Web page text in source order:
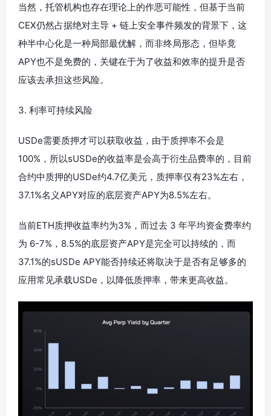
当然，托管机构也存在理论上的作恶可能性，但基于当前
CEX仍然占据绝对主导 + 链上安全事件频发的背景下，这
种半中心化是一种局部最优解，而非终局形态，但毕竟
APY也不是免费的，关键在于为了收益和效率的提升是否
应该去承担这些风险。
3. 利率可持续风险
USDe需要质押才可以获取收益，由于质押率不会是
100%，所以sUSDe的收益率是会高于衍生品费率的，目前
合约中质押的USDe约4.7亿美元，质押率仅有23%左右，
37.1%名义APY对应的底层资产APY为8.5%左右。
当前ETH质押收益率约为3%，而过去 3 年平均资金费率约
为 6-7%，8.5%的底层资产APY是完全可以持续的，而
37.1%的sUSDe APY能否持续还将取决于是否有足够多的
应用常见承载USDe，以降低质押率，带来更高收益。